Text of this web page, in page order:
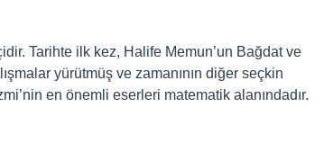
Tarihte ilk kez, Halife Memun’un Bağdat ve
yürütmüş ve zamanının diğer seçkin
en önemli eserleri matematik alanındadır.